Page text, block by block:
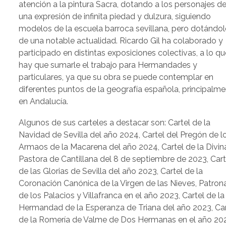
atención a la pintura Sacra, dotando a los personajes
una expresión de infinita piedad y dulzura, siguiendo
modelos de la escuela barroca sevillana, pero
de una notable actualidad. Ricardo Gil ha colaborado y
participado en distintas exposiciones colectivas, a lo
hay que sumarle el trabajo para Hermandades y
particulares, ya que su obra se puede contemplar en
diferentes puntos de la geografía española,
en Andalucía.
Algunos de sus carteles a destacar son: Cartel de la
Navidad de Sevilla del año 2024, Cartel del Pregón de
Armaos de la Macarena del año 2024, Cartel de la
Pastora de Cantillana del 8 de septiembre de 2023,
de las Glorias de Sevilla del año 2023, Cartel de la
Coronación Canónica de la Virgen de las Nieves,
de los Palacios y Villafranca en el año 2023, Cartel de la
Hermandad de la Esperanza de Triana del año 2023,
de la Romería de Valme de Dos Hermanas en el año